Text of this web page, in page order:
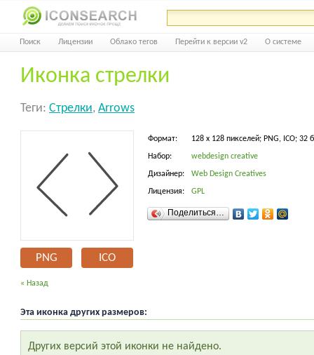
Поиск Лицензии Облако тегов Перейти к версии v2 О системе
Иконка стрелки
Теги: Стрелки, Arrows
PNG ICO
Формат: 128 x 128 пикселей; PNG, ICO; 32
Набор: webdesign creative
Дизайнер: Web Design Creatives
Лицензия: GPL
Поделиться…
« Назад
Эта иконка других размеров:
Других версий этой иконки не найдено.